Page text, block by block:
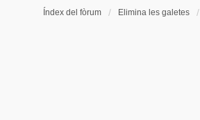
Índex del fòrum Elimina les galetes